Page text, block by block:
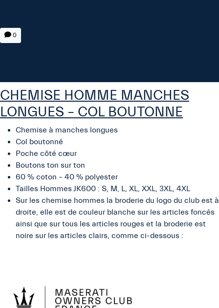
0
CHEMISE HOMME MANCHES
LONGUES – COL BOUTONNE
Chemise à manches longues
Col boutonné
Poche côté cœur
Boutons ton sur ton
60 % coton – 40 % polyester
Tailles Hommes JK600 : S, M, L, XL, XXL, 3XL, 4XL
Sur les chemise hommes la broderie du logo du club est à
droite, elle est de couleur blanche sur les articles foncés
ainsi que sur tous les articles rouges et la broderie est
noire sur les articles clairs, comme ci-dessous :